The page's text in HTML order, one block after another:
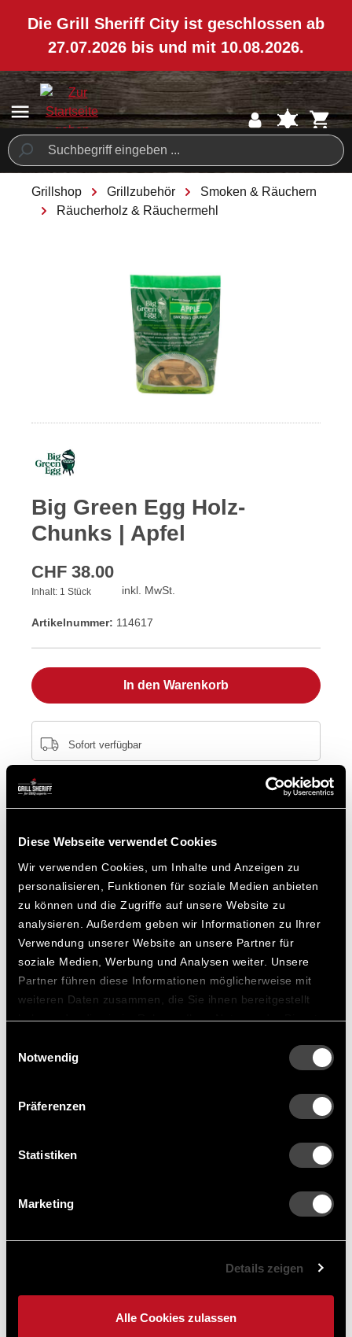
Diese Webseite verwendet Cookies
Wir verwenden Cookies, um Inhalte und Anzeigen zu
personalisieren, Funktionen für soziale Medien anbieten
zu können und die Zugriffe auf unsere Website zu
analysieren. Außerdem geben wir Informationen zu Ihrer
Verwendung unserer Website an unsere Partner für
soziale Medien, Werbung und Analysen weiter. Unsere
Partner führen diese Informationen möglicherweise mit
weiteren Daten zusammen, die Sie ihnen bereitgestellt
haben oder die sie im Rahmen Ihrer Nutzung der Dienste
Notwendig
Präferenzen
Statistiken
Marketing
Details zeigen
Alle Cookies zulassen
Wir machen eine kurze Sommer-Pause!
Die Grill Sheriff City ist geschlossen ab
27.07.2026 bis und mit 10.08.2026.
Grillshop Grillzubehör
Smoken & Räuchern
Räucherholz & Räuchermehl
Big Green Egg Holz-
Chunks | Apfel
CHF 38.00
Inhalt: 1 Stück inkl. MwSt.
Artikelnummer: 114617
In den Warenkorb
Sofort verfügbar
Passendes Zubehör
Wird oft zusammen gekauft mit:
SANTOS Das Grillbuch | 100
Rezepte der SANTOS Grillmeister
CHF 29.90 ANZEIGEN
(Holzstückchen) von Big Green Egg bringen Euch
ein extra langes Räuchererlebniss! Mit kräftigem
BBQ auf ein neues Level. Apfel - Das
Apfelbaumholz sorgt für ein mildes Aroma und eine